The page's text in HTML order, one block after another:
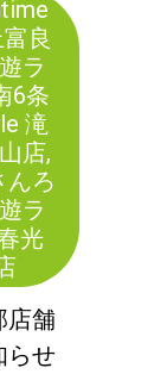
良
遊ラ
6条
滝
店,
んろ
遊ラ
光
店舗
らせ